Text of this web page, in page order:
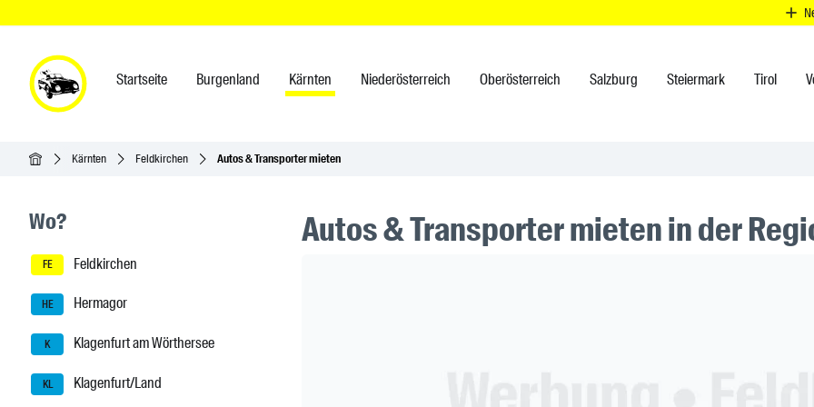
Startseite Burgenland Kärnten Niederösterreich Oberösterreich Salzburg Steiermark Tirol
StartseiteKärnten Feldkirchen Autos & Transporter mieten
Seitenleisten-Navigation
Wo?
FE Feldkirchen
HE Hermagor
K Klagenfurt am Wörthersee
KL Klagenfurt/Land
Autos & Transporter mieten in der